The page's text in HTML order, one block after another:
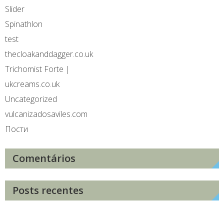
Slider
Spinathlon
test
thecloakanddagger.co.uk
Trichomist Forte |
ukcreams.co.uk
Uncategorized
vulcanizadosaviles.com
Пости
Comentários
Posts recentes